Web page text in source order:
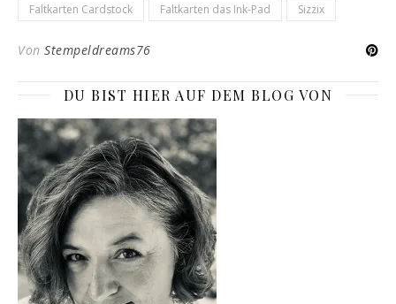
Faltkarten Cardstock
Faltkarten das Ink-Pad Sizzix
Von Stempeldreams76
DU BIST HIER AUF DEM BLOG VON